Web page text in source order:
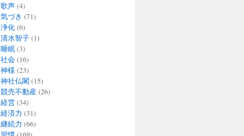
歌声(4)
気づき (71)
浄化(6)
清水智子(1)
睡眠(3)
社会(16)
神様(23)
神社仏閣(15)
競売不動産(26)
経営(34)
経済力 (31)
継続力 (66)